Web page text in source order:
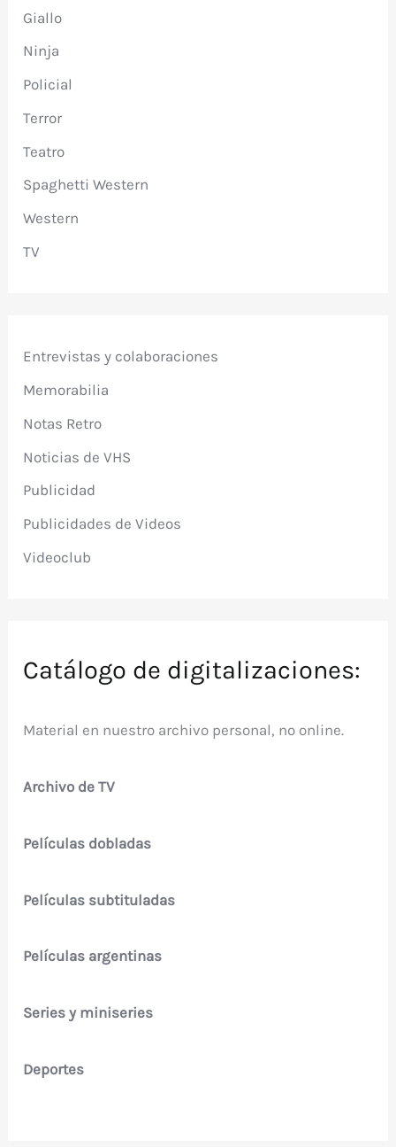
Giallo
Ninja
Policial
Terror
Teatro
Spaghetti Western
Western
TV
Entrevistas y colaboraciones
Memorabilia
Notas Retro
Noticias de VHS
Publicidad
Publicidades de Videos
Videoclub
Catálogo de digitalizaciones:
Material en nuestro archivo personal, no online.
Archivo de TV
Películas dobladas
Películas subtituladas
Películas argentinas
Series y miniseries
Deportes